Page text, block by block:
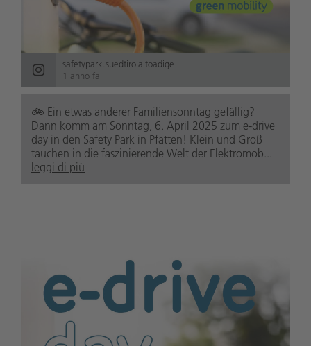
safetypark.suedtirolaltoadige
1 anno fa
🚲️ Ein etwas anderer Familiensonntag gefällig?
Dann komm am Sonntag, 6. April 2025 zum e-drive
day in den Safety Park in Pfatten! Klein und Groß
tauchen in die faszinierende Welt der Elektromob...
leggi di più